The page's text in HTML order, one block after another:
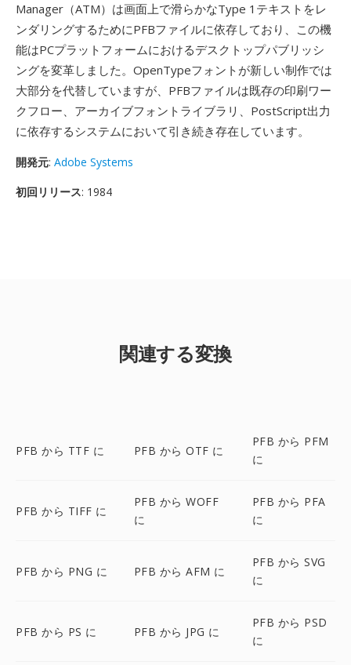
Manager（ATM）は画面上で滑らかなType 1テキストをレ
ンダリングするためにPFBファイルに依存しており、この機
能はPCプラットフォームにおけるデスクトップパブリッシ
ングを変革しました。OpenTypeフォントが新しい制作では
大部分を代替していますが、PFBファイルは既存の印刷ワー
クフロー、アーカイブフォントライブラリ、PostScript出力
に依存するシステムにおいて引き続き存在しています。
開発元: Adobe Systems
初回リリース: 1984
関連する変換
PFB から TTF に PFB から OTF に
PFB から PFM
に
PFB から TIFF に
PFB から WOFF
に
PFB から PFA
に
PFB から PNG に PFB から AFM に
PFB から SVG
に
PFB から PS に PFB から JPG に
PFB から PSD
に